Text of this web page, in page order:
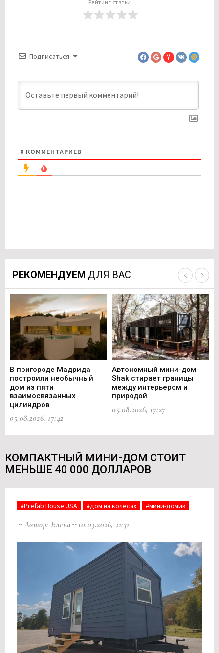
Рейтинг статьи
Подписаться
0 КОММЕНТАРИЕВ
РЕКОМЕНДУЕМ ДЛЯ ВАС
В пригороде Мадрида
построили необычный
дом из пяти
взаимосвязанных
цилиндров
05.08.2026, 17:42
Автономный мини-дом
Shak стирает границы
между интерьером и
природой
05.08.2026, 17:27
КОМПАКТНЫЙ МИНИ-ДОМ СТОИТ
МЕНЬШЕ 40 000 ДОЛЛАРОВ
#Prefab House USA #дом на колесах #мини-домик
Автор: Елена 10.03.2026, 21:31